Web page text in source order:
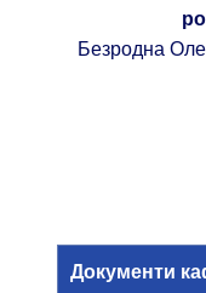
Безродна
Документи